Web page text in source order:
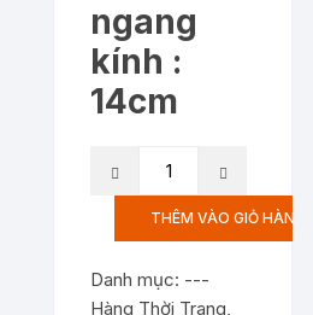
ngang
kính :
14cm
KC8579:
kính
NICOLE
COLINE
PARIS
THÊM VÀO GIỎ HÀNG
Danh mục: ---
Hàng Thời Trang,